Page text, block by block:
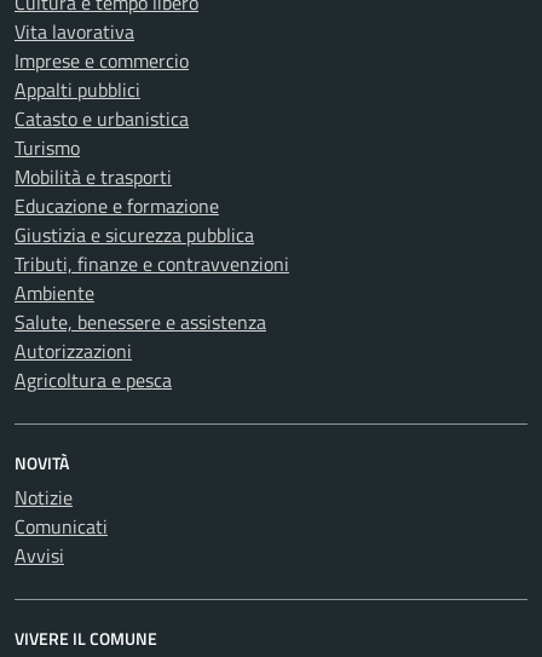
Vita lavorativa
Imprese e commercio
Appalti pubblici
Catasto e urbanistica
Turismo
Mobilità e trasporti
Educazione e formazione
Giustizia e sicurezza pubblica
Tributi, finanze e contravvenzioni
Ambiente
Salute, benessere e assistenza
Autorizzazioni
Agricoltura e pesca
NOVITÀ
Notizie
Comunicati
Avvisi
VIVERE IL COMUNE